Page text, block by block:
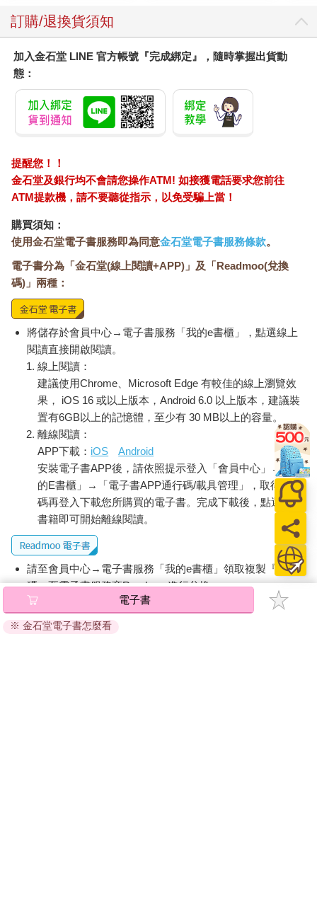
訂購/退換貨須知
加入金石堂 LINE 官方帳號『完成綁定』，隨時掌握出貨動
態：
提醒您！！
金石堂及銀行均不會請您操作ATM! 如接獲電話要求您前往
ATM提款機，請不要聽從指示，以免受騙上當！
購買須知：
使用金石堂電子書服務即為同意金石堂電子書服務條款。
電子書分為「金石堂(線上閱讀+APP)」及「Readmoo(兌換
碼)」兩種：
將儲存於會員中心→電子書服務「我的e書櫃」，點選線上
閱讀直接開啟閱讀。
線上閱讀：
建議使用Chrome、Microsoft Edge 有較佳的線上瀏覽效
果， iOS 16 或以上版本，Android 6.0 以上版本，建議裝
置有6GB以上的記憶體，至少有 30 MB以上的容量。
離線閱讀：
APP下載： iOS
Android
安裝電子書APP後，請依照提示登入「會員中心」→「我
的E書櫃」→「電子書APP通行碼/載具管理」，取得通行
碼再登入下載您所購買的電子書。完成下載後，點選任一
書籍即可開始離線閱讀。
請至會員中心→電子書服務「我的e書櫃」領取複製『兌換
碼』至電子書服務商Readmoo進行兌換。
退換貨須知：
因版權保護，您在金石堂所購買的電子書僅能以金石堂專屬
電子書
※ 金石堂電子書怎麼看